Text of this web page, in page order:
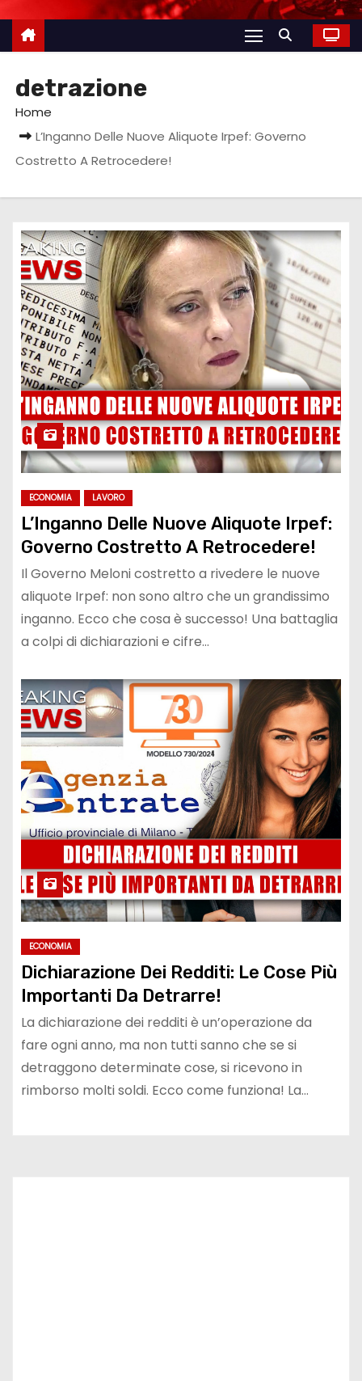
detrazione
Home
L’Inganno Delle Nuove Aliquote Irpef: Governo
Costretto A Retrocedere!
ECONOMIA LAVORO
L’Inganno Delle Nuove Aliquote Irpef:
Governo Costretto A Retrocedere!
Il Governo Meloni costretto a rivedere le nuove
aliquote Irpef: non sono altro che un grandissimo
inganno. Ecco che cosa è successo! Una battaglia
a colpi di dichiarazioni e cifre…
ECONOMIA
Dichiarazione Dei Redditi: Le Cose Più
Importanti Da Detrarre!
La dichiarazione dei redditi è un’operazione da
fare ogni anno, ma non tutti sanno che se si
detraggono determinate cose, si ricevono in
rimborso molti soldi. Ecco come funziona! La…